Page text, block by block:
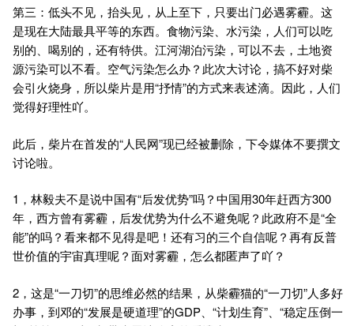
第三：低头不见，抬头见，从上至下，只要出门必遇雾霾。这
是现在大陆最具平等的东西。食物污染、水污染，人们可以吃
别的、喝别的，还有特供。江河湖泊污染，可以不去，土地资
源污染可以不看。空气污染怎么办？此次大讨论，搞不好对柴
会引火烧身，所以柴片是用“抒情”的方式来表述滴。因此，人们
觉得好理性吖。
此后，柴片在首发的“人民网”现已经被删除，下令媒体不要撰文
讨论啦。
1，林毅夫不是说中国有“后发优势”吗？中国用30年赶西方300
年，西方曾有雾霾，后发优势为什么不避免呢？此政府不是“全
能”的吗？看来都不见得是吧！还有习的三个自信呢？再有反普
世价值的宇宙真理呢？面对雾霾，怎么都匿声了吖？
2，这是“一刀切”的思维必然的结果，从柴霾猫的“一刀切”人多好
办事，到邓的“发展是硬道理”的GDP、“计划生育”、“稳定压倒一